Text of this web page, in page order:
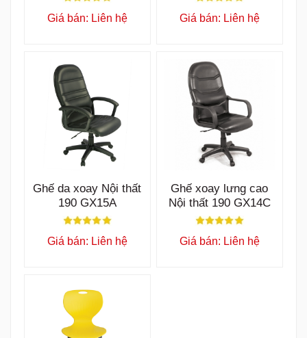
Giá bán: Liên hệ Giá bán: Liên hệ
Ghế da xoay Nội thất
190 GX15A
Giá bán: Liên hệ
Ghế xoay lưng cao
Nội thất 190 GX14C
Giá bán: Liên hệ